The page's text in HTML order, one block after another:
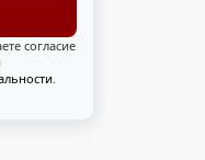
согласие
.